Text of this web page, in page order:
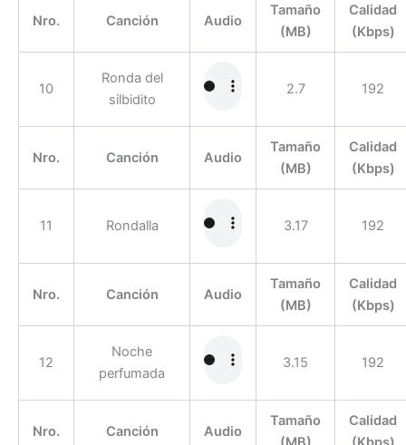
Nro. Canción Audio
Tamaño
(MB)
Calidad
(Kbps)
10
Ronda del
silbidito
2.7 192
Nro. Canción Audio
Tamaño
(MB)
Calidad
(Kbps)
11 Rondalla 3.17 192
Nro. Canción Audio
Tamaño
(MB)
Calidad
(Kbps)
12
Noche
perfumada
3.15 192
Nro. Canción Audio
Tamaño
Calidad